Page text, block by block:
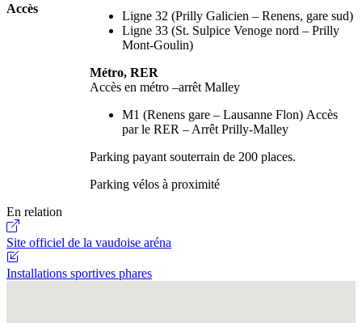
Accès
Ligne 32 (Prilly Galicien – Renens, gare sud)
Ligne 33 (St. Sulpice Venoge nord – Prilly
Mont-Goulin)
Métro, RER
Accès en métro –arrêt Malley
M1 (Renens gare – Lausanne Flon) Accès
par le RER – Arrêt Prilly-Malley
Parking payant souterrain de 200 places.
Parking vélos à proximité
En relation
Site officiel de la vaudoise aréna
Installations sportives phares